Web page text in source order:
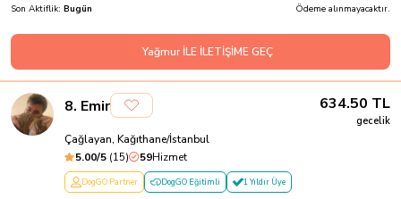
Son Aktiflik: Bugün Ödeme alınmayacaktır.
Yağmur İLE İLETİŞİME GEÇ
8. Emir 634.50 TL
gecelik
Çağlayan, Kağıthane/İstanbul
5.00/5 (15) 59Hizmet
DogGO Partner DogGO Eğitimli 1 Yıldır Üye